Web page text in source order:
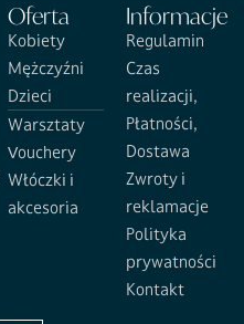
Oferta
Kobiety
Mężczyźni
Dzieci
Warsztaty
Vouchery
Włóczki i
akcesoria
Informacje
Regulamin
Czas
realizacji,
Płatności,
Dostawa
Zwroty i
reklamacje
Polityka
prywatności
Kontakt